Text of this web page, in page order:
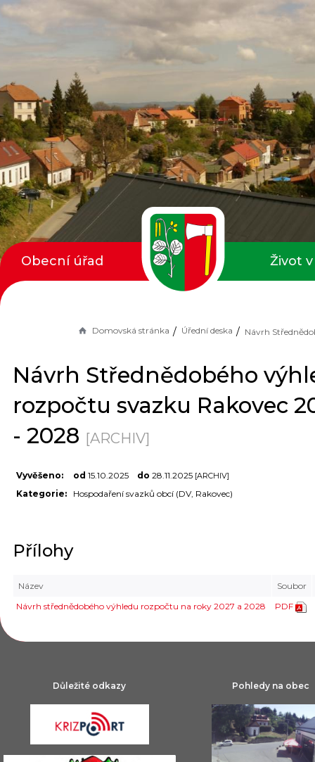
Domovská stránka Úřední deska
Návrh Střednědobého
rozpočtu svazku Rakovec
- 2028 [ARCHIV]
Vyvěšeno: od 15.10.2025 do 28.11.2025 [ARCHIV]
Kategorie: Hospodaření svazků obcí (DV, Rakovec)
Přílohy
Název
Soubor
Návrh střednědobého výhledu rozpočtu na roky 2027 a 2028
PDF
Obecní úřad Život
Důležité odkazy Pohledy na obec